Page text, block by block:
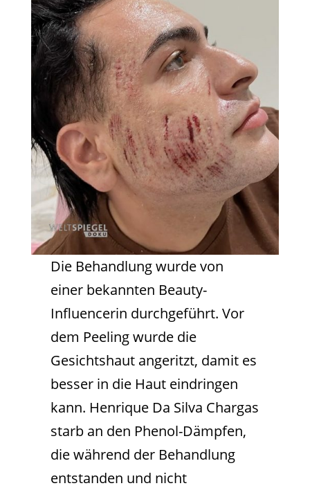
Die Behandlung wurde von
einer bekannten Beauty-
Influencerin durchgeführt. Vor
dem Peeling wurde die
Gesichtshaut angeritzt, damit es
besser in die Haut eindringen
kann. Henrique Da Silva Chargas
starb an den Phenol-Dämpfen,
die während der Behandlung
entstanden und nicht